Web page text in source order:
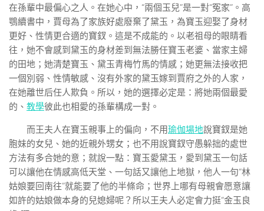
在孫輩中最偏心之人。在她心中，“兩個玉兒”是一對“冤家”。高
鶚續書中，賈母為了家族好處廢棄了黛玉，為寶玉迎娶了身材
更好、性情更合適的寶釵。這是不成能的。以老祖母的眼睛看
往，她不會感到黛玉的身材差到無法勝任寶玉老婆、當家主婦
的田地；她清楚寶玉、黛玉青梅竹馬的情感；她更無法接收把
一個別弱、性情敏感、沒有外家的黛玉嫁到賈府之外的人家，
在她離世后任人欺負。所以，她的選擇必定是：將她兩個最愛
的、 教學彼此也相愛的孫輩構成一對。
而王夫人在寶玉親事上的偏向，不用瑜伽場地說寶釵是她
胞妹的女兒、她的近親外甥女；也不用說寶釵守愚躲拙的處世
方法有多合她的意；就說一點：寶玉愛黛玉，愛到黛玉一句話
可以讓他在情感高低天堂、一句話又讓他上地獄，他人一句“林
姑娘要回南往”就能要了他的半條命；世界上哪有母親會愿意讓
如許的姑娘做本身的兒媳婦呢？所以王夫人必定會力挺“金玉良